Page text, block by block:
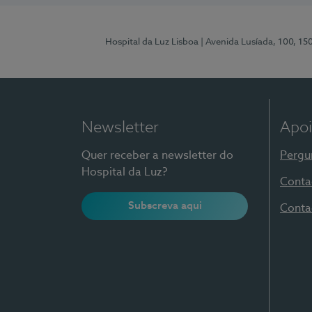
Hospital da Luz Lisboa | Avenida Lusíada, 100,
Newsletter
Quer receber a newsletter do
Hospital da Luz?
Subscreva aqui